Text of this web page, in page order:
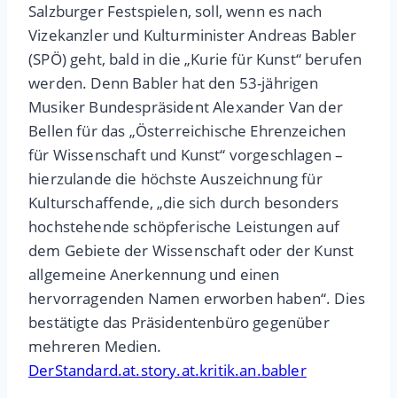
Salzburger Festspielen, soll, wenn es nach
Vizekanzler und Kulturminister Andreas Babler
(SPÖ) geht, bald in die „Kurie für Kunst“ berufen
werden. Denn Babler hat den 53-jährigen
Musiker Bundespräsident Alexander Van der
Bellen für das „Österreichische Ehrenzeichen
für Wissenschaft und Kunst“ vorgeschlagen –
hierzulande die höchste Auszeichnung für
Kulturschaffende, „die sich durch besonders
hochstehende schöpferische Leistungen auf
dem Gebiete der Wissenschaft oder der Kunst
allgemeine Anerkennung und einen
hervorragenden Namen erworben haben“. Dies
bestätigte das Präsidentenbüro gegenüber
mehreren Medien.
DerStandard.at.story.at.kritik.an.babler